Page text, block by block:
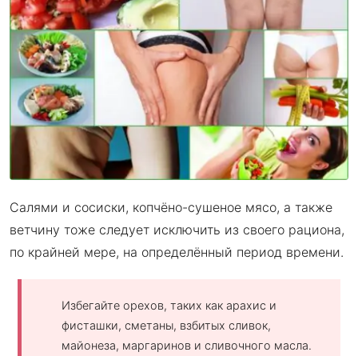
Салями и сосиски, копчёно-сушеное мясо, а также
ветчину тоже следует исключить из своего рациона,
по крайней мере, на определённый период времени.
Избегайте орехов, таких как арахис и
фисташки, сметаны, взбитых сливок,
майонеза, маргаринов и сливочного масла.